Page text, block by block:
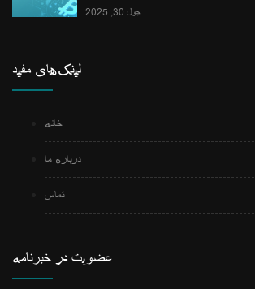
جول 30, 2025
لینک‌های مفید
خانه
درباره ما
تماس
عضویت در خبرنامه